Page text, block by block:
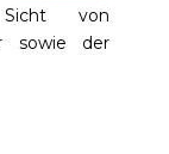
von
sowie der